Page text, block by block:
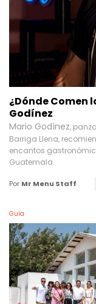
¿Dónde Comen
Godínez
Mario Godínez,
Barriga Llena,
encantos
Guatemala.
Por Mr Menu Staff
Guía